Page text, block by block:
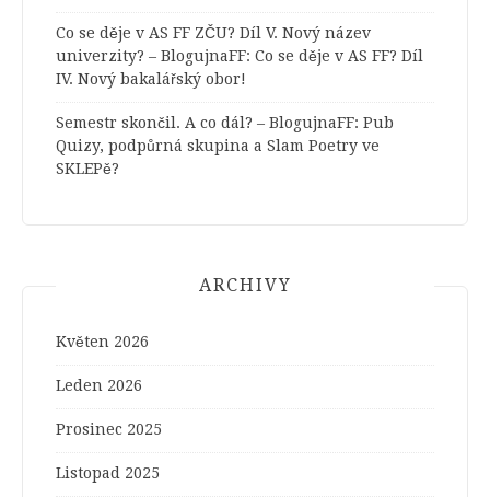
Co se děje v AS FF ZČU? Díl V. Nový název
univerzity? – BlogujnaFF: Co se děje v AS FF? Díl
IV. Nový bakalářský obor!
Semestr skončil. A co dál? – BlogujnaFF: Pub
Quizy, podpůrná skupina a Slam Poetry ve
SKLEPě?
ARCHIVY
Květen 2026
Leden 2026
Prosinec 2025
Listopad 2025